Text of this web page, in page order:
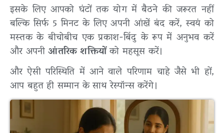
इसके लिए आपको घंटों तक योग में बैठने की जरूरत नहीं
बल्कि सिर्फ 5 मिनट के लिए अपनी आंखें बंद करें, स्वयं को
मस्तक के बीचोबीच एक प्रकाश-बिंदु के रूप में अनुभव करें
और अपनीआंतरिक शक्तियोंको महसूस करें।
और ऐसी परिस्थिति में आने वाले परिणाम चाहे जैसे भी हों,
आप बहुत ही सम्मान के साथ रेस्पॉन्स करेंगे।